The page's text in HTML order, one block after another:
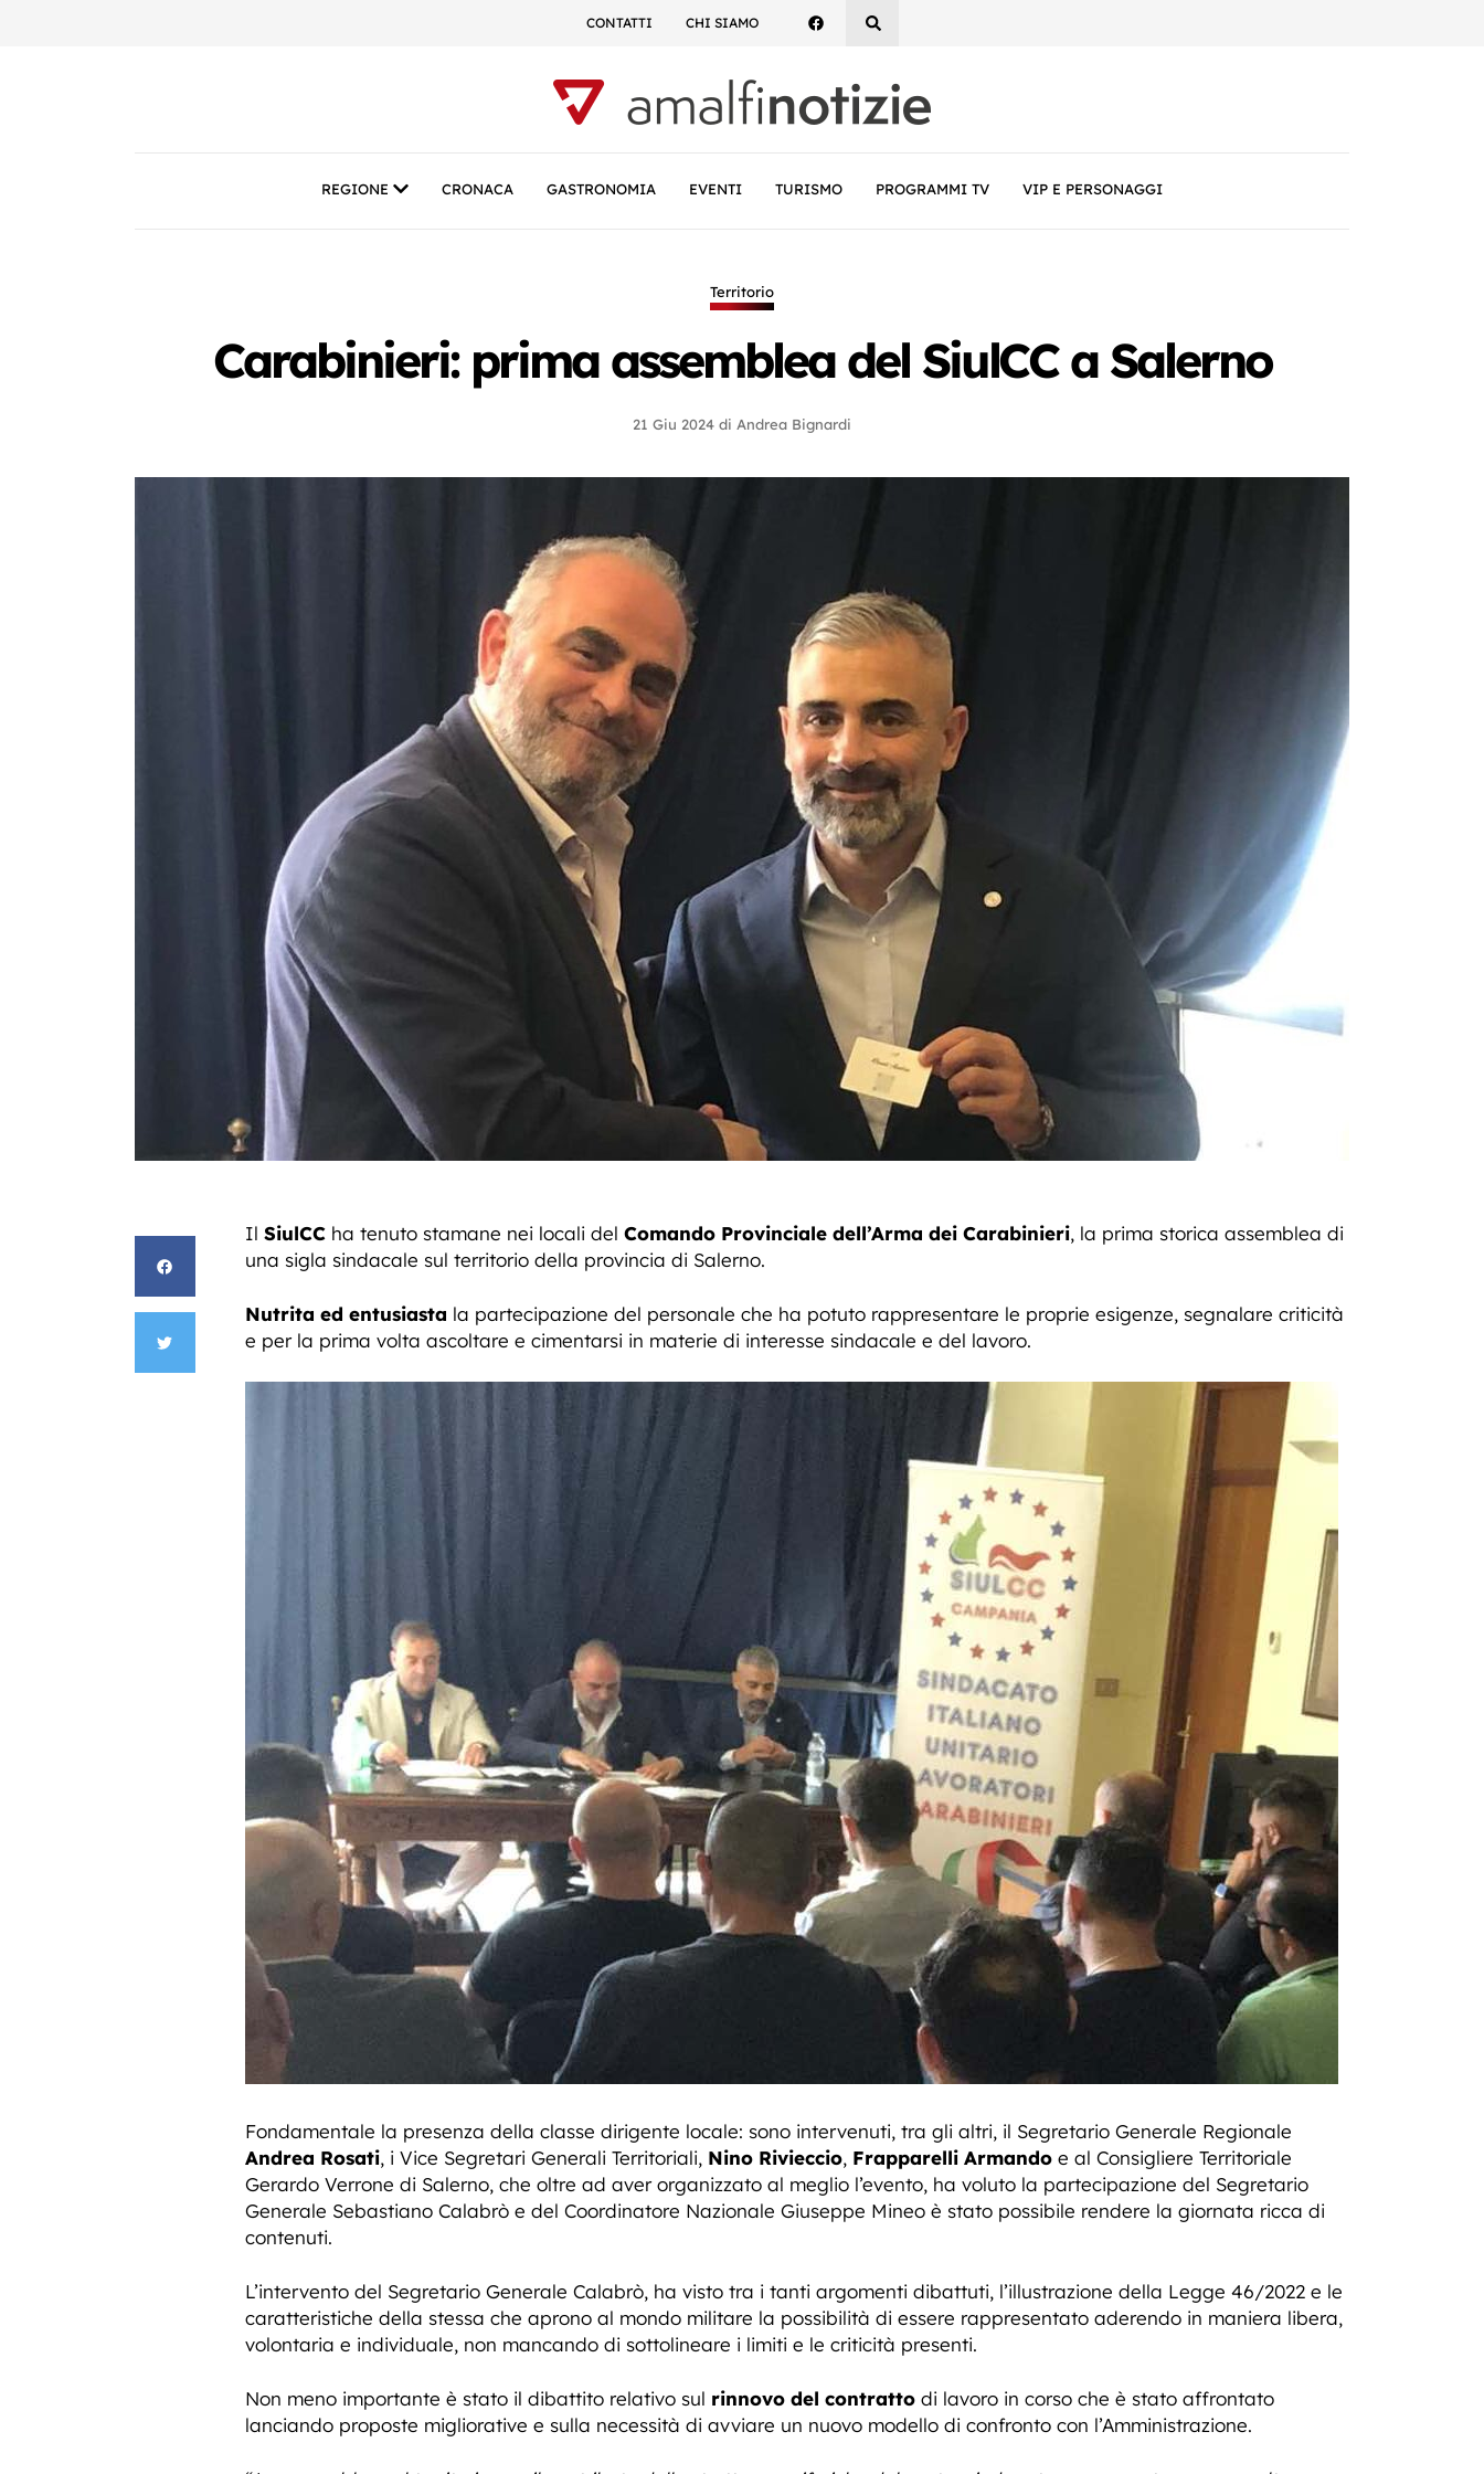
CONTATTI CHI SIAMO
REGIONE CRONACA GASTRONOMIA EVENTI TURISMO PROGRAMMI TV VIP E PERSONAGGI
Territorio
Carabinieri: prima assemblea del SiulCC a Salerno
21 Giu 2024 di Andrea Bignardi
Il SiulCC ha tenuto stamane nei locali del Comando Provinciale dell’Arma dei Carabinieri, la prima storica assemblea di
una sigla sindacale sul territorio della provincia di Salerno.
Nutrita ed entusiasta la partecipazione del personale che ha potuto rappresentare le proprie esigenze, segnalare criticità
e per la prima volta ascoltare e cimentarsi in materie di interesse sindacale e del lavoro.
Fondamentale la presenza della classe dirigente locale: sono intervenuti, tra gli altri, il Segretario Generale Regionale
Andrea Rosati, i Vice Segretari Generali Territoriali, Nino Rivieccio, Frapparelli Armando e al Consigliere Territoriale
Gerardo Verrone di Salerno, che oltre ad aver organizzato al meglio l’evento, ha voluto la partecipazione del Segretario
Generale Sebastiano Calabrò e del Coordinatore Nazionale Giuseppe Mineo è stato possibile rendere la giornata ricca di
contenuti.
L’intervento del Segretario Generale Calabrò, ha visto tra i tanti argomenti dibattuti, l’illustrazione della Legge 46/2022 e le
caratteristiche della stessa che aprono al mondo militare la possibilità di essere rappresentato aderendo in maniera libera,
volontaria e individuale, non mancando di sottolineare i limiti e le criticità presenti.
Non meno importante è stato il dibattito relativo sul rinnovo del contratto di lavoro in corso che è stato affrontato
lanciando proposte migliorative e sulla necessità di avviare un nuovo modello di confronto con l’Amministrazione.